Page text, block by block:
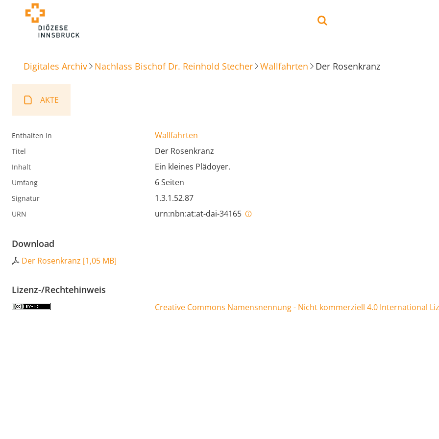
Digitales Archiv Nachlass Bischof Dr. Reinhold Stecher Wallfahrten Der Rosenkranz
AKTE
Enthalten in Wallfahrten
Titel Der Rosenkranz
Inhalt Ein kleines Plädoyer.
Umfang 6 Seiten
Signatur 1.3.1.52.87
URN urn:nbn:at:at-dai-34165
Download
Der Rosenkranz [1,05 MB]
Lizenz-/Rechtehinweis
Creative Commons Namensnennung - Nicht kommerziell 4.0 International